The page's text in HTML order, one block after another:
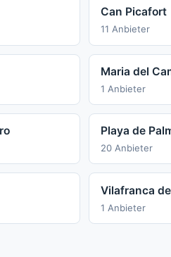
Can Picafort
11 Anbieter
Maria del
1 Anbieter
Playa de
20 Anbieter
Vilafranca
1 Anbieter